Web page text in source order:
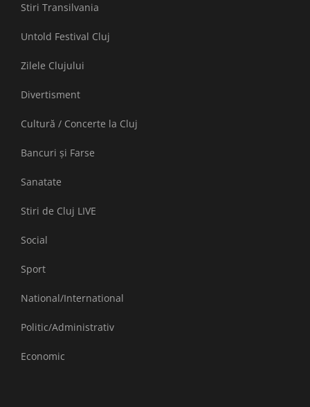
Stiri Transilvania
Untold Festival Cluj
Zilele Clujului
Divertisment
Cultură / Concerte la Cluj
Bancuri și Farse
Sanatate
Stiri de Cluj LIVE
Social
Sport
National/International
Politic/Administrativ
Economic